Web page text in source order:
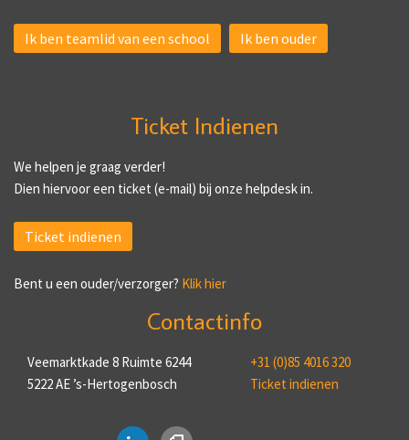
Ik ben teamlid van een school Ik ben ouder
Ticket Indienen
We helpen je graag verder!
Dien hiervoor een ticket (e-mail) bij onze helpdesk in.
Ticket indienen
Bent u een ouder/verzorger? Klik hier
Contactinfo
Veemarktkade 8 Ruimte 6244
5222 AE ’s-Hertogenbosch
+31 (0)85 4016 320
Ticket indienen